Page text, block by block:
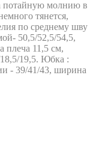
потайную молнию в
тянется,
по среднему шву
50,5/52,5/54,5,
плеча 11,5 см,
19,5. Юбка :
- 39/41/43, ширина